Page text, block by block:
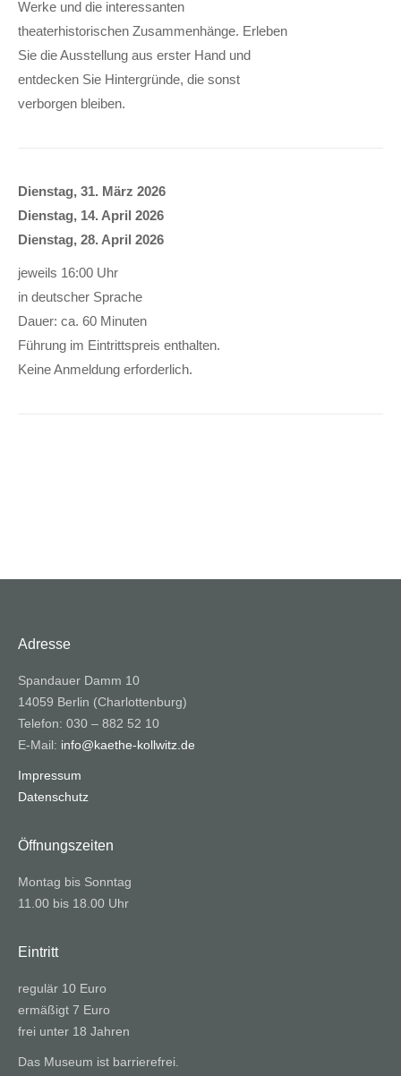
Werke und die interessanten
theaterhistorischen Zusammenhänge. Erleben
Sie die Ausstellung aus erster Hand und
entdecken Sie Hintergründe, die sonst
verborgen bleiben.
Dienstag, 31. März 2026
Dienstag, 14. April 2026
Dienstag, 28. April 2026
jeweils 16:00 Uhr
in deutscher Sprache
Dauer: ca. 60 Minuten
Führung im Eintrittspreis enthalten.
Keine Anmeldung erforderlich.
Adresse
Spandauer Damm 10
14059 Berlin (Charlottenburg)
Telefon: 030 – 882 52 10
E-Mail: info@kaethe-kollwitz.de
Impressum
Datenschutz
Öffnungszeiten
Montag bis Sonntag
11.00 bis 18.00 Uhr
Eintritt
regulär 10 Euro
ermäßigt 7 Euro
frei unter 18 Jahren
Das Museum ist barrierefrei.